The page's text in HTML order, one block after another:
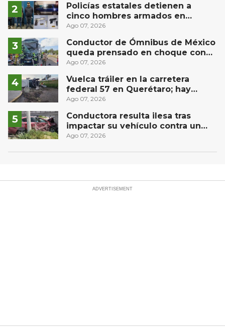
Policías estatales detienen a
cinco hombres armados en
Puebla capital
Ago 07, 2026
Conductor de Ómnibus de México
queda prensado en choque con
materialista en San Juan del Río
Ago 07, 2026
Vuelca tráiler en la carretera
federal 57 en Querétaro; hay
derrame de combustible
Ago 07, 2026
Conductora resulta ilesa tras
impactar su vehículo contra un
muro en Huimilpan
Ago 07, 2026